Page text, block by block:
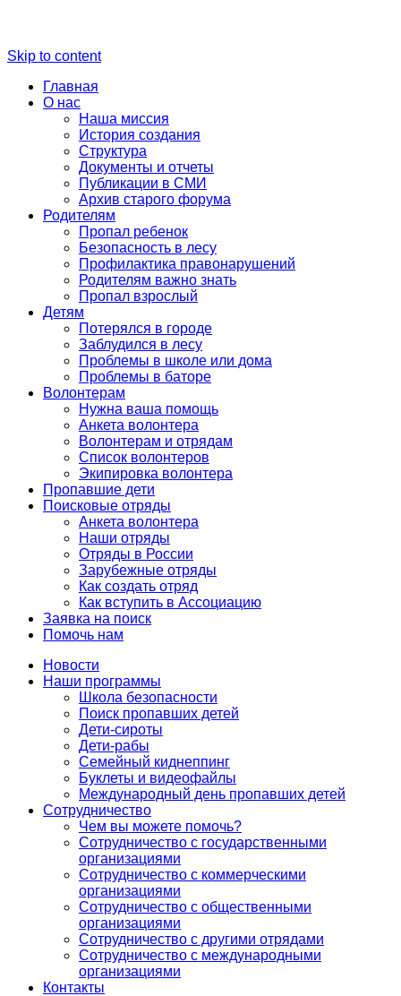
Skip to content
Главная
О нас
Наша миссия
История создания
Структура
Документы и отчеты
Публикации в СМИ
Архив старого форума
Родителям
Пропал ребенок
Безопасность в лесу
Профилактика правонарушений
Родителям важно знать
Пропал взрослый
Детям
Потерялся в городе
Заблудился в лесу
Проблемы в школе или дома
Проблемы в баторе
Волонтерам
Нужна ваша помощь
Анкета волонтера
Волонтерам и отрядам
Список волонтеров
Экипировка волонтера
Пропавшие дети
Поисковые отряды
Анкета волонтера
Наши отряды
Отряды в России
Зарубежные отряды
Как создать отряд
Как вступить в Ассоциацию
Заявка на поиск
Помочь нам
Новости
Наши программы
Школа безопасности
Поиск пропавших детей
Дети-сироты
Дети-рабы
Семейный киднеппинг
Буклеты и видеофайлы
Международный день пропавших детей
Сотрудничество
Чем вы можете помочь?
Сотрудничество с государственными
организациями
Сотрудничество с коммерческими
организациями
Сотрудничество с общественными
организациями
Сотрудничество с другими отрядами
Сотрудничество с международными
организациями
Контакты